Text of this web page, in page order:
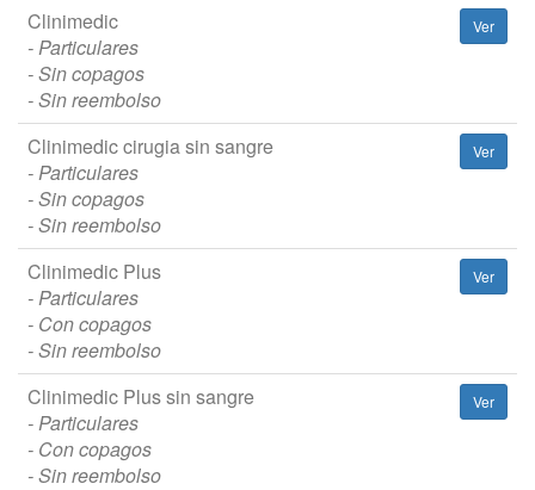
Clinimedic
- Particulares
- Sin copagos
- Sin reembolso
Ver
Clinimedic cirugia sin sangre
- Particulares
- Sin copagos
- Sin reembolso
Ver
Clinimedic Plus
- Particulares
- Con copagos
- Sin reembolso
Ver
Clinimedic Plus sin sangre
- Particulares
- Con copagos
- Sin reembolso
Ver